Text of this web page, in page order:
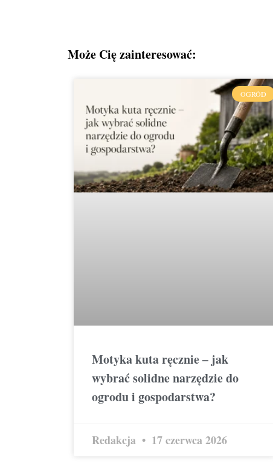
Może Cię zainteresować:
OGRÓD
Motyka kuta ręcznie – jak
wybrać solidne narzędzie do
ogrodu i gospodarstwa?
Redakcja 17 czerwca 2026